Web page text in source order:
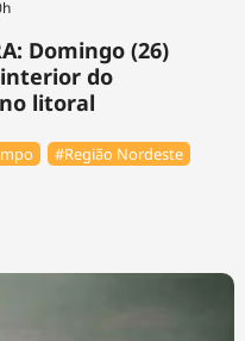
Domingo (26)
do
litoral
#Região Nordeste